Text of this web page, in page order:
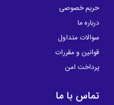
حریم خصوصی
درباره ما
سوالات متداول
قوانین و مقررات
پرداخت امن
تماس با ما